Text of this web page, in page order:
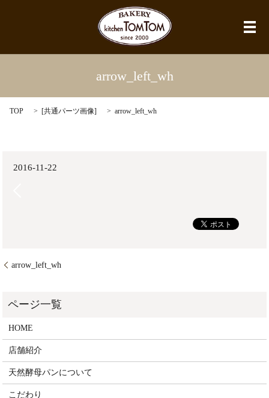
メ
arrow_left_wh
TOP [共通パーツ画像] arrow_left_wh
2016-11-22
arrow_left_wh
HOME
店舗紹介
天然酵母パンについて
こだわり